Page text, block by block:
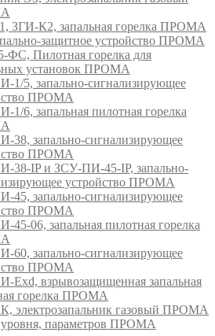
ЗГИ-К2, запальная горелка ПРОМА
защитное устройство ПРОМА
ФС, Пилотная горелка для
установок ПРОМА
1/5, запально-сигнализирующее
ПРОМА
1/6, запальная пилотная горелка
38, запально-сигнализирующее
ПРОМА
38-IP и ЗСУ-ПИ-45-IP, запально-
устройство ПРОМА
45, запально-сигнализирующее
ПРОМА
45-06, запальная пилотная горелка
60, запально-сигнализирующее
ПРОМА
Exd, взрывозащищенная запальная
горелка ПРОМА
электрозапальник газовый ПРОМА
параметров ПРОМА